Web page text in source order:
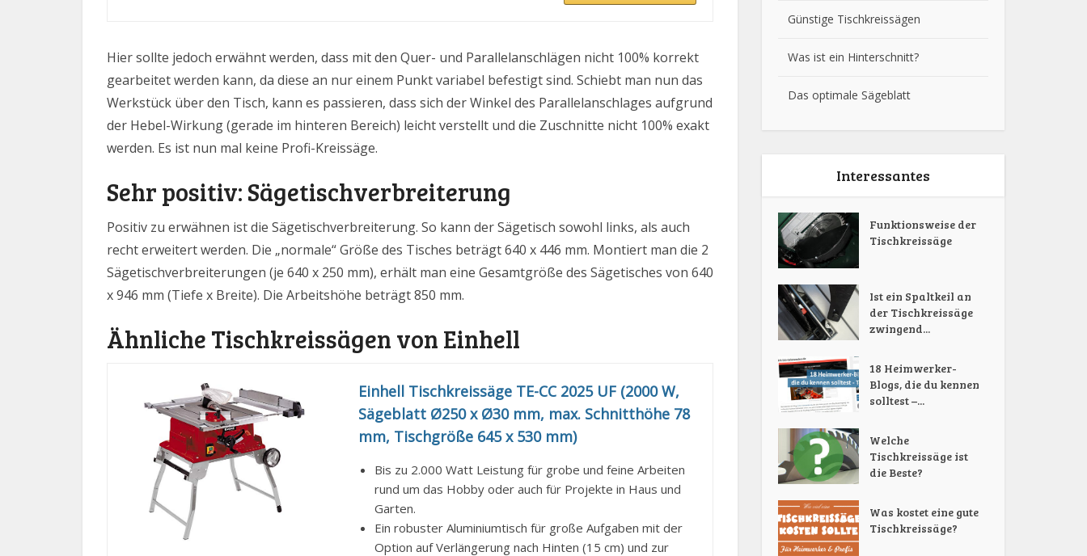
Hier sollte jedoch erwähnt werden, dass mit den Quer- und Parallelanschlägen nicht 100% korrekt
gearbeitet werden kann, da diese an nur einem Punkt variabel befestigt sind. Schiebt man nun das
Werkstück über den Tisch, kann es passieren, dass sich der Winkel des Parallelanschlages aufgrund
der Hebel-Wirkung (gerade im hinteren Bereich) leicht verstellt und die Zuschnitte nicht 100% exakt
werden. Es ist nun mal keine Profi-Kreissäge.
Sehr positiv: Sägetischverbreiterung
Positiv zu erwähnen ist die Sägetischverbreiterung. So kann der Sägetisch sowohl links, als auch
recht erweitert werden. Die „normale“ Größe des Tisches beträgt 640 x 446 mm. Montiert man die 2
Sägetischverbreiterungen (je 640 x 250 mm), erhält man eine Gesamtgröße des Sägetisches von 640
x 946 mm (Tiefe x Breite). Die Arbeitshöhe beträgt 850 mm.
Ähnliche Tischkreissägen von Einhell
Einhell Tischkreissäge TE-CC 2025 UF (2000 W,
Sägeblatt Ø250 x Ø30 mm, max. Schnitthöhe 78
mm, Tischgröße 645 x 530 mm)
Bis zu 2.000 Watt Leistung für grobe und feine Arbeiten
rund um das Hobby oder auch für Projekte in Haus und
Garten.
Ein robuster Aluminiumtisch für große Aufgaben mit der
Option auf Verlängerung nach Hinten (15 cm) und zur
Günstige Tischkreissägen
Was ist ein Hinterschnitt?
Das optimale Sägeblatt
Interessantes
Funktionsweise der
Tischkreissäge
Ist ein Spaltkeil an
der Tischkreissäge
zwingend...
18 Heimwerker-
Blogs, die du kennen
solltest –...
Welche
Tischkreissäge ist
die Beste?
Was kostet eine gute
Tischkreissäge?